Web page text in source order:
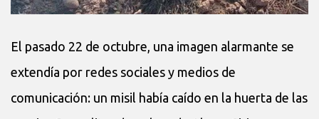
El pasado 22 de octubre, una imagen alarmante se
extendía por redes sociales y medios de
comunicación: un misil había caído en la huerta de las